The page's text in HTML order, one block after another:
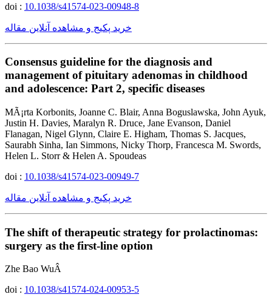
doi : 10.1038/s41574-023-00948-8
خرید پکیج و مشاهده آنلاین مقاله
Consensus guideline for the diagnosis and
management of pituitary adenomas in childhood
and adolescence: Part 2, specific diseases
MÃ¡rta Korbonits, Joanne C. Blair, Anna Boguslawska, John Ayuk,
Justin H. Davies, Maralyn R. Druce, Jane Evanson, Daniel
Flanagan, Nigel Glynn, Claire E. Higham, Thomas S. Jacques,
Saurabh Sinha, Ian Simmons, Nicky Thorp, Francesca M. Swords,
Helen L. Storr & Helen A. Spoudeas
doi : 10.1038/s41574-023-00949-7
خرید پکیج و مشاهده آنلاین مقاله
The shift of therapeutic strategy for prolactinomas:
surgery as the first-line option
Zhe Bao WuÂ
doi : 10.1038/s41574-024-00953-5